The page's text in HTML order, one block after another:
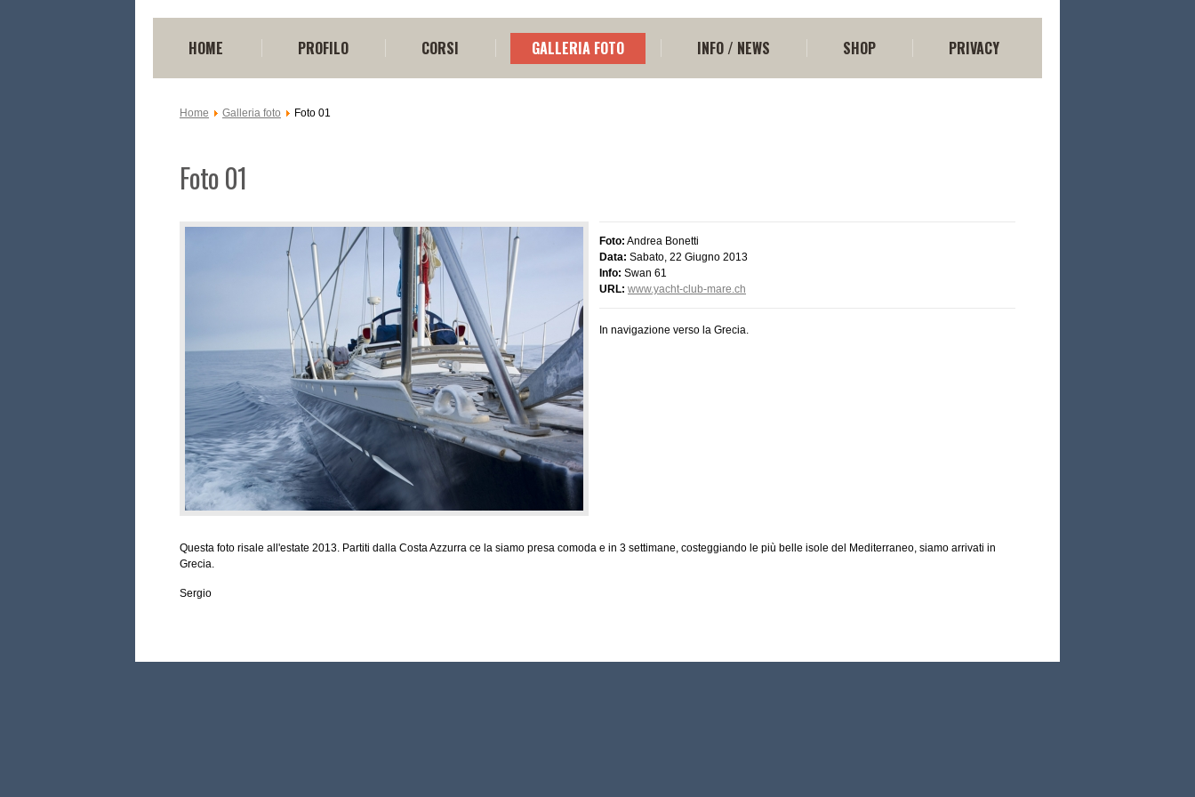
HOME PROFILO CORSI GALLERIA FOTO INFO / NEWS SHOP PRIVACY
Home Galleria foto Foto 01
Foto 01
Foto: Andrea Bonetti
Data: Sabato, 22 Giugno 2013
Info: Swan 61
URL: www.yacht-club-mare.ch
In navigazione verso la Grecia.
Questa foto risale all'estate 2013. Partiti dalla Costa Azzurra ce la siamo presa comoda e in 3 settimane, costeggiando le più belle isole del Mediterraneo, siamo arrivati in
Grecia.
Sergio